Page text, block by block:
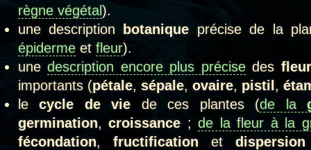
règne végétal).
une description
botanique précise de la
épidermeet fleur).
unedescription encore plus précisedes
importants (pétale, sépale, ovaire, pistil ,
lecycle de vie de ces plantes (de la
germination,croissance ;de la fleur à la
fécondation, fructification et